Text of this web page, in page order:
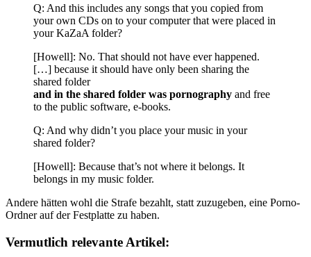
Q: And this includes any songs that you copied from
your own CDs on to your computer that were placed in
your KaZaA folder?
[Howell]: No. That should not have ever happened.
[…] because it should have only been sharing the
shared folder
and in the shared folder was pornography and free
to the public software, e-books.
Q: And why didn’t you place your music in your
shared folder?
[Howell]: Because that’s not where it belongs. It
belongs in my music folder.
Andere hätten wohl die Strafe bezahlt, statt zuzugeben, eine Porno-
Ordner auf der Festplatte zu haben.
Vermutlich relevante Artikel: